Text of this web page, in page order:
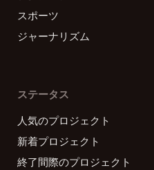
スポーツ
ジャーナリズム
ステータス
人気のプロジェクト
新着プロジェクト
終了間際のプロジェクト